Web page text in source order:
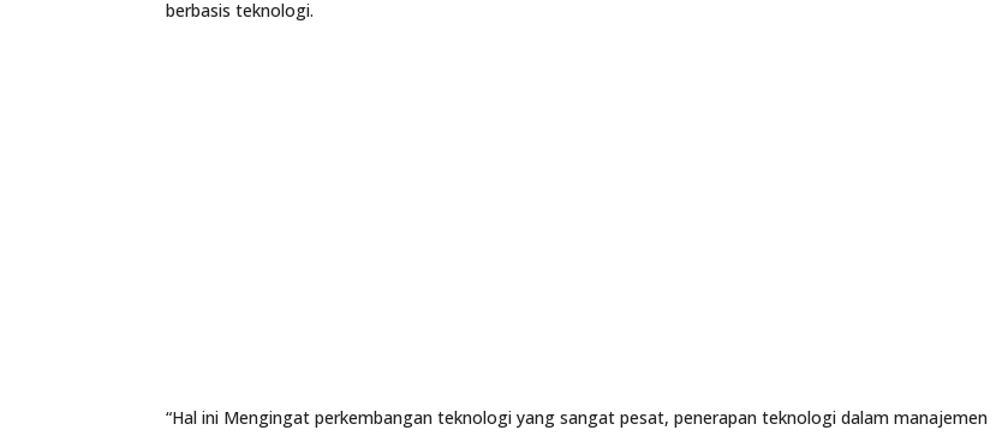
berbasis teknologi.
“Hal ini Mengingat perkembangan teknologi yang sangat pesat, penerapan teknologi dalam manajemen